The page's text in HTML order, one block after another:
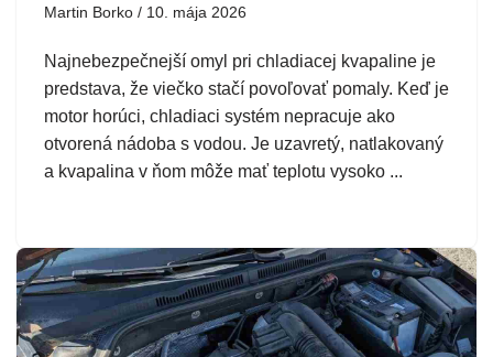
Martin Borko 10. mája 2026
Najnebezpečnejší omyl pri chladiacej kvapaline je
predstava, že viečko stačí povoľovať pomaly. Keď je
motor horúci, chladiaci systém nepracuje ako
otvorená nádoba s vodou. Je uzavretý, natlakovaný
a kvapalina v ňom môže mať teplotu vysoko ...